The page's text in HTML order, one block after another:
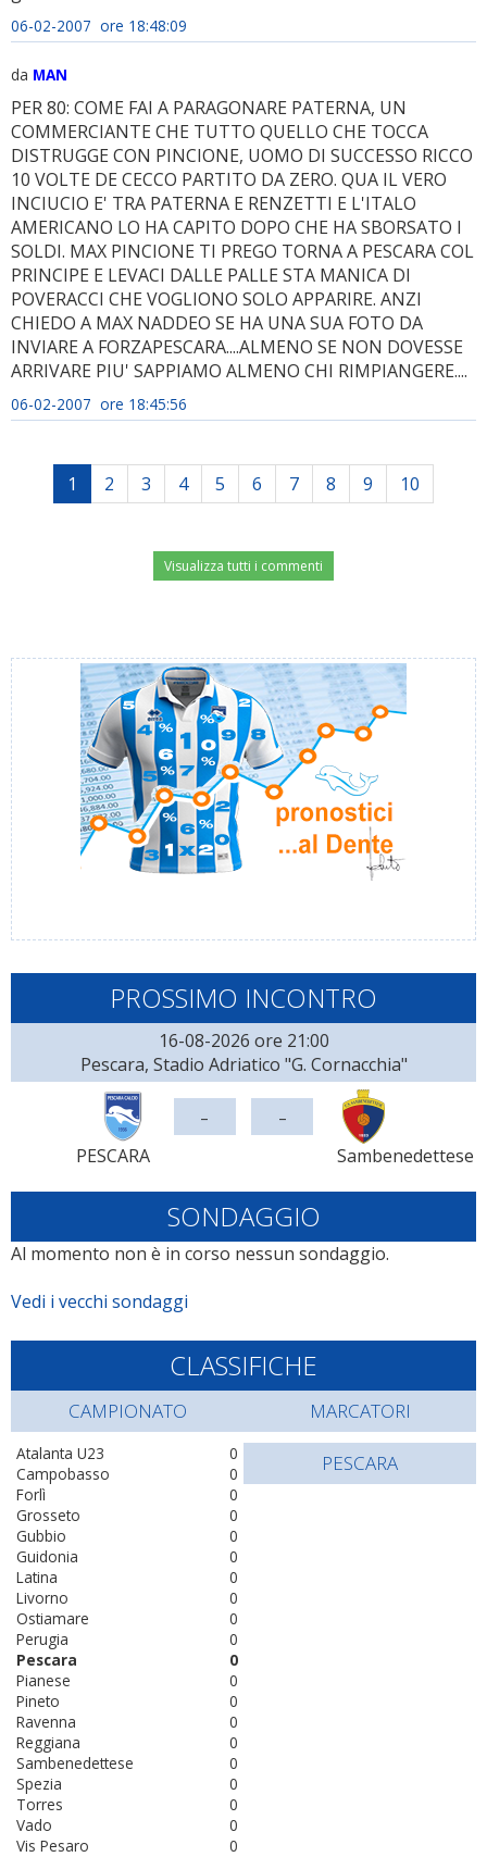
06-02-2007 ore 18:48:09
da MAN
PER 80: COME FAI A PARAGONARE PATERNA, UN
COMMERCIANTE CHE TUTTO QUELLO CHE TOCCA
DISTRUGGE CON PINCIONE, UOMO DI SUCCESSO RICCO
10 VOLTE DE CECCO PARTITO DA ZERO. QUA IL VERO
INCIUCIO E' TRA PATERNA E RENZETTI E L'ITALO
AMERICANO LO HA CAPITO DOPO CHE HA SBORSATO I
SOLDI. MAX PINCIONE TI PREGO TORNA A PESCARA COL
PRINCIPE E LEVACI DALLE PALLE STA MANICA DI
POVERACCI CHE VOGLIONO SOLO APPARIRE. ANZI
CHIEDO A MAX NADDEO SE HA UNA SUA FOTO DA
INVIARE A FORZAPESCARA....ALMENO SE NON DOVESSE
ARRIVARE PIU' SAPPIAMO ALMENO CHI RIMPIANGERE....
06-02-2007 ore 18:45:56
1 2 3 4 5 6 7 8 9 10
Visualizza tutti i commenti
PROSSIMO INCONTRO
16-08-2026 ore 21:00
Pescara, Stadio Adriatico "G. Cornacchia"
PESCARA
- -
Sambenedettese
SONDAGGIO
Al momento non è in corso nessun sondaggio.
Vedi i vecchi sondaggi
CLASSIFICHE
CAMPIONATO
0
Atalanta U23
0
Campobasso
0
Forlì
0
Grosseto
0
Gubbio
0
Guidonia
0
Latina
0
Livorno
0
Ostiamare
0
Perugia
0
Pescara
0
Pianese
0
Pineto
0
Ravenna
0
Reggiana
0
Sambenedettese
0
Spezia
0
Torres
0
Vado
0
Vis Pesaro
MARCATORI
PESCARA